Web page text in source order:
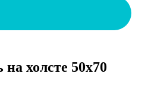
на холсте 50х70